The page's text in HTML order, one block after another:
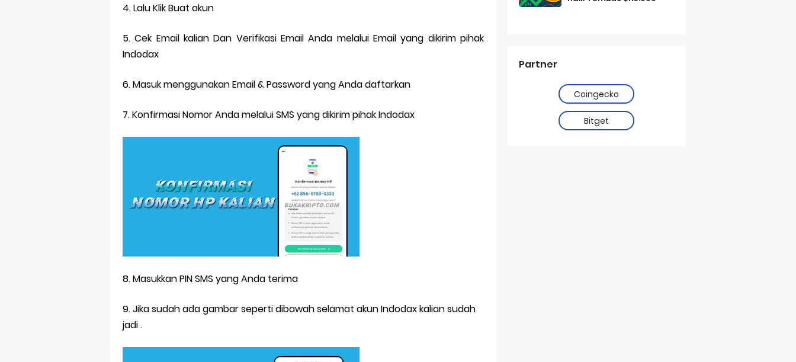
4. Lalu Klik Buat akun
5. Cek Email kalian Dan Verifikasi Email Anda melalui Email yang dikirim pihak
Indodax
6. Masuk menggunakan Email & Password yang Anda daftarkan
7. Konfirmasi Nomor Anda melalui SMS yang dikirim pihak Indodax
8. Masukkan PIN SMS yang Anda terima
9. Jika sudah ada gambar seperti dibawah selamat akun Indodax kalian sudah
jadi .
Partner
Coingecko
Bitget